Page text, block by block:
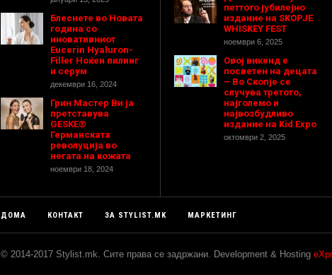
Блеснете во Новата
година со
иновативниот
Eucerin Hyaluron-
Filler Ноќен пилинг
и серум
декември 16, 2024
Грин Мастер Ви ја
претставува
GESKE®
Германската
револуција во
негата на кожата
ноември 18, 2024
петтото јубилејно
издание на SKOPJE
WHISKEY FEST
ноември 6, 2025
Овој викенд е
посветен на децата
– Во Скопје се
случува третото,
најголемо и
највозбудливо
издание на Kid Expo
октомври 2, 2025
ДОМА КОНТАКТ ЗА STYLIST.MK МАРКЕТИНГ
© 2014-2017 Stylist.mk. Сите права се задржани. Development & Hosting